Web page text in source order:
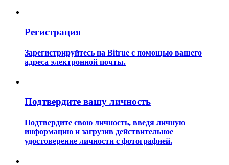
Руководство для начинающих по фьючерсам
Торговые стратегии
Регистрация
Зарегистрируйтесь на Bitrue с помощью вашего
адреса электронной почты.
Подтвердите вашу личность
Подтвердите свою личность, введя личную
информацию и загрузив действительное
удостоверение личности с фотографией.